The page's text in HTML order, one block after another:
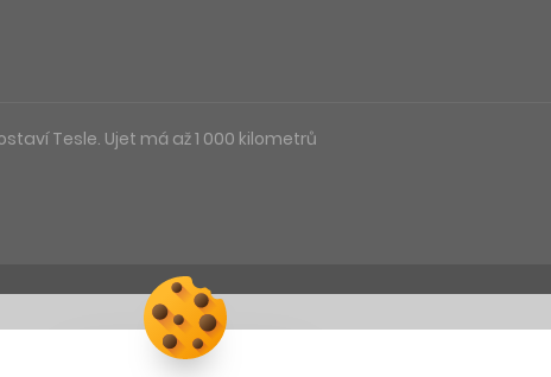
Tesle. Ujet má až 1 000 kilometrů